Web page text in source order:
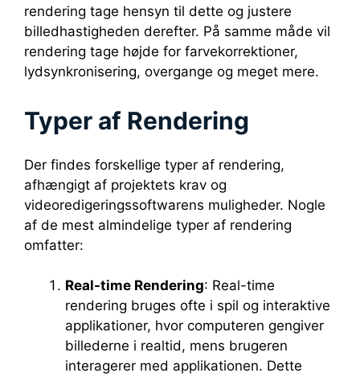
rendering tage hensyn til dette og justere
billedhastigheden derefter. På samme måde vil
rendering tage højde for farvekorrektioner,
lydsynkronisering, overgange og meget mere.
Typer af Rendering
Der findes forskellige typer af rendering,
afhængigt af projektets krav og
videoredigeringssoftwarens muligheder. Nogle
af de mest almindelige typer af rendering
omfatter:
Real-time Rendering: Real-time
rendering bruges ofte i spil og interaktive
applikationer, hvor computeren gengiver
billederne i realtid, mens brugeren
interagerer med applikationen. Dette